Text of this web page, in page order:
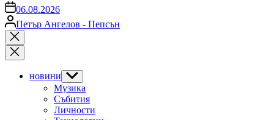
on06.08.2026
Posted
by
Петър Ангелов - Пепсън
Close
search
новини Show
sub
menu
Музика
Събития
Личности